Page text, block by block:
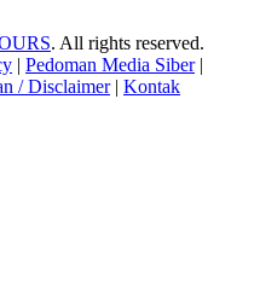
. All rights reserved.
| Pedoman Media Siber|
/ Disclaimer| Kontak